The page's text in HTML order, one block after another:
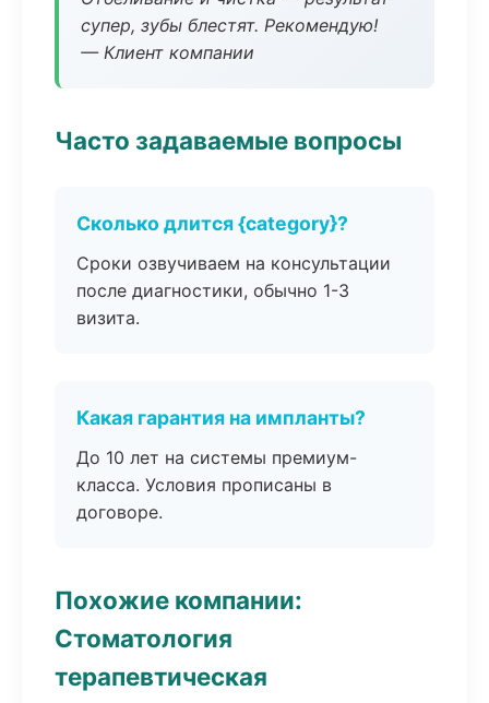
супер, зубы блестят. Рекомендую!
— Клиент компании
Часто задаваемые вопросы
Сколько длится {category}?
Сроки озвучиваем на консультации
после диагностики, обычно 1-3
визита.
Какая гарантия на импланты?
До 10 лет на системы премиум-
класса. Условия прописаны в
договоре.
Похожие компании:
Стоматология
терапевтическая